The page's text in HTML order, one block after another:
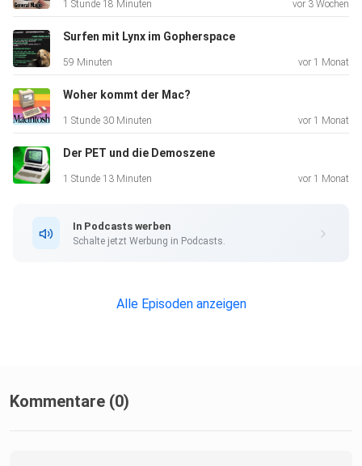
1 Stunde 18 Minuten vor 3 Wochen
Surfen mit Lynx im Gopherspace
59 Minuten vor 1 Monat
Woher kommt der Mac?
1 Stunde 30 Minuten vor 1 Monat
Der PET und die Demoszene
1 Stunde 13 Minuten vor 1 Monat
In Podcasts werben
Schalte jetzt Werbung in Podcasts.
Alle Episoden anzeigen
Kommentare (0)